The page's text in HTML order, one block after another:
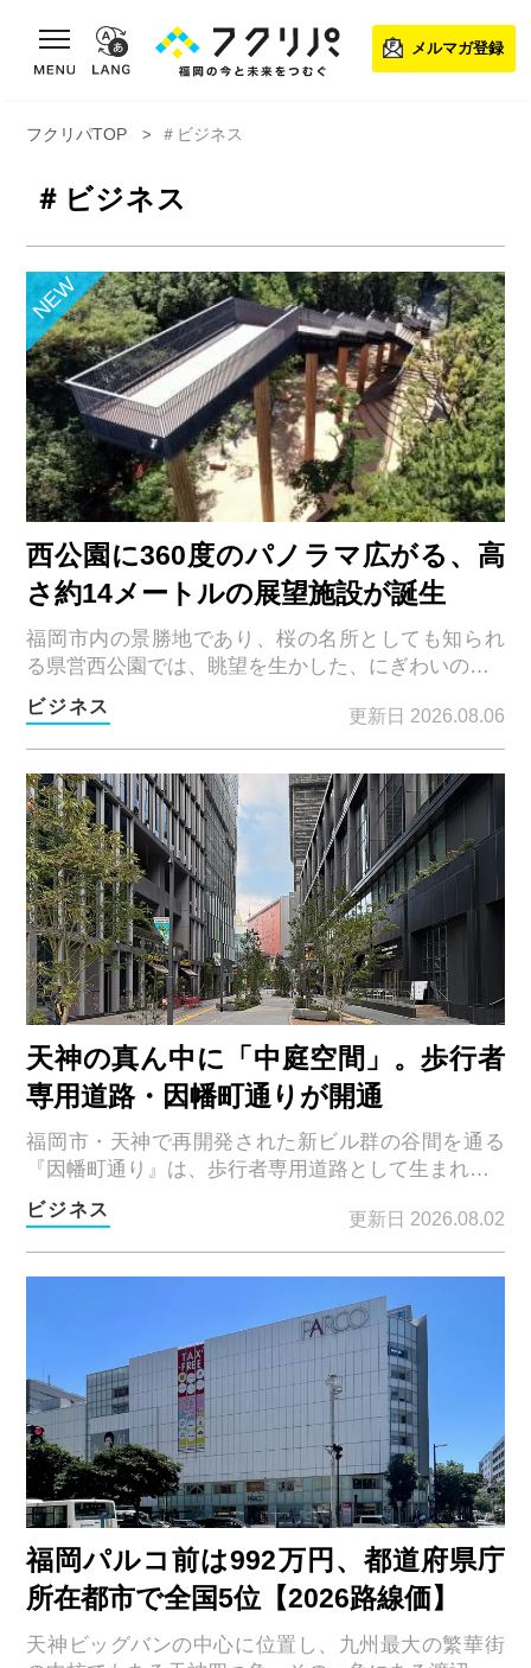
toggle navigation
メルマガ登録
フクリパTOP ＃ビジネス
＃ビジネス
西公園に360度のパノラマ広がる、高
さ約14メートルの展望施設が誕生
福岡市内の景勝地であり、桜の名所としても知られ
る県営西公園では、眺望を生かした、にぎわいの…
ビジネス 更新日 2026.08.06
天神の真ん中に「中庭空間」。歩行者
専用道路・因幡町通りが開通
福岡市・天神で再開発された新ビル群の谷間を通る
『因幡町通り』は、歩行者専用道路として生まれ…
ビジネス 更新日 2026.08.02
福岡パルコ前は992万円、都道府県庁
所在都市で全国5位【2026路線価】
天神ビッグバンの中心に位置し、九州最大の繁華街